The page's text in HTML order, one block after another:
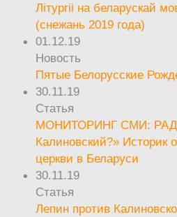
Літургіі на беларускай
(снежань 2019 года)
01.12.19
Новость
Пятые Белорусские
30.11.19
Статья
МОНИТОРИНГ СМИ:
Калиновский?» Историк
церкви в Беларуси
30.11.19
Статья
Лепин против